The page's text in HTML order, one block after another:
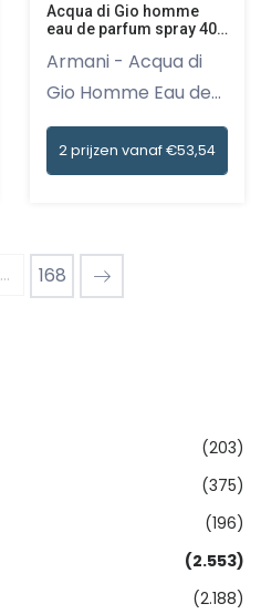
Acqua di Gio homme
eau de parfum spray 40
Armani - Acqua di
Gio Homme Eau de
Parfum S...
2 prijzen vanaf €53,54
... 168
(203)
(375)
(196)
(2.553)
(2.188)